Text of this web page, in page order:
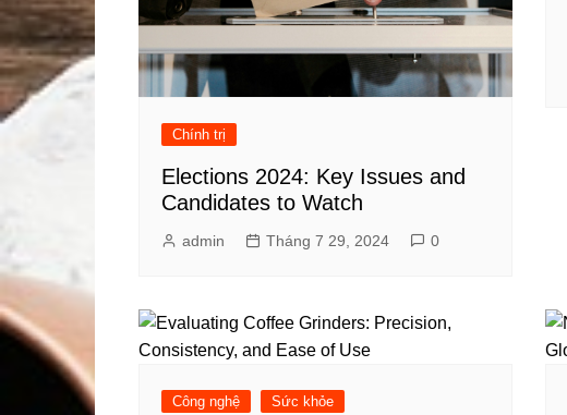
Chính trị
Elections 2024: Key Issues and
Candidates to Watch
admin Tháng 7 29, 2024 0
Công nghệ Sức khỏe